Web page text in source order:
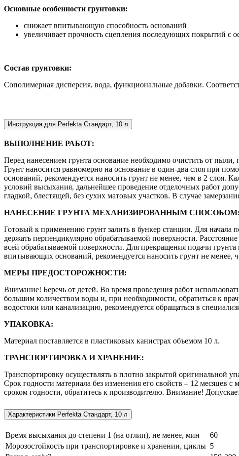
Основные особенности грунтовки:
снижает впитывающую способность оснований
увеличивает прочность сцепления последующих покрытий с
Состав грунтовки:
Сополимерная дисперсия, вода, функциональные добавки.
Инструкция для Perfekta Стандарт, 10 л
ВЫПОЛНЕНИЕ РАБОТ:
Перед нанесением грунта основание необходимо очистить от
Грунт наносится равномерно на основание в один-два слоя при
оснований, рекомендуется наносить грунт не менее, чем в 2
условий высыхания, дальнейшее проведение отделочных работ
гладкой, блестящей, без сухих матовых участков. В случае
НАНЕСЕНИЕ ГРУНТА МЕХАНИЗИРОВАННЫМ СПОСОБОМ:
Готовый к применению грунт залить в бункер станции. Для начала
держать перпендикулярно обрабатываемой поверхности.
всей обрабатываемой поверхности. Для прекращения подачи
впитывающих оснований, рекомендуется наносить грунт не
МЕРЫ ПРЕДОСТОРОЖНОСТИ:
Внимание! Беречь от детей. Во время проведения работ
большим количеством воды и, при необходимости, обратиться к
водостоки или канализацию, рекомендуется обращаться в
УПАКОВКА:
Материал поставляется в пластиковых канистрах объемом 10 л.
ТРАНСПОРТИРОВКА И ХРАНЕНИЕ:
Транспортировку осуществлять в плотно закрытой оригинальной
Срок годности материала без изменения его свойств – 12 месяцев
сроком годности, обратитесь к производителю. Внимание!
Характеристики Perfekta Стандарт, 10 л
Время высыхания до степени 1 (на отлип), не менее, мин
60
Морозостойкость при транспортировке и хранении, циклы 5